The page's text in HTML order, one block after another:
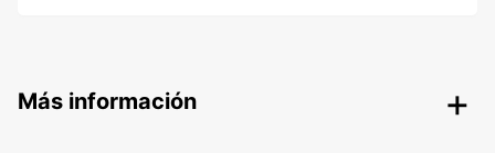
Más información